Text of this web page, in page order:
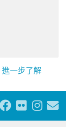
進一步了解